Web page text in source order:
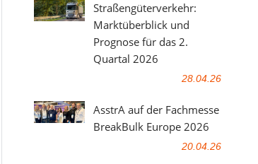
Straßengüterverkehr:
Marktüberblick und
Prognose für das 2.
Quartal 2026
28.04.26
AsstrA auf der Fachmesse
BreakBulk Europe 2026
20.04.26